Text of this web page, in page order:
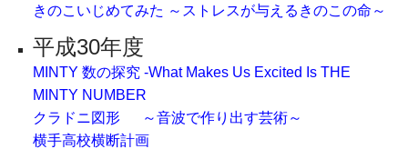
きのこいじめてみた ～ストレスが与えるきのこの命～
平成30年度
MINTY 数の探究 -What Makes Us Excited Is THE
MINTY NUMBER
クラドニ図形 ～音波で作り出す芸術～
横手高校横断計画